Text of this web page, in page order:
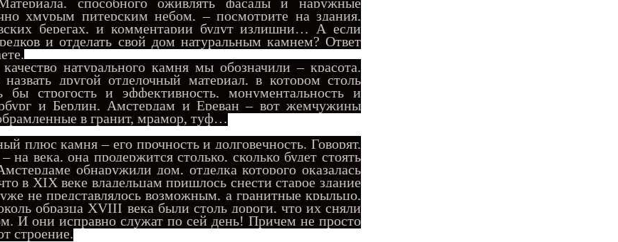
хмурым питерским небом, – посмотрите на здания,
берегах, и комментарии будут излишни… А если
и отделать свой дом натуральным камнем? Ответ
натурального камня мы обозначили – красота.
назвать другой отделочный материал, в котором столь
бы строгость и эффективность, монументальность и
и Берлин, Амстердам и Ереван – вот жемчужины
в гранит, мрамор, туф…
плюс камня – его прочность и долговечность. Говорят,
на века, она продержится столько, сколько будет стоять
обнаружили дом, отделка которого оказалась
в XIX веке владельцам пришлось снести старое здание
уже не представлялось возможным, а гранитные крыльцо,
образца XVIII века были столь дороги, что их сняли
И они исправно служат по сей день! Причем не просто
строение.